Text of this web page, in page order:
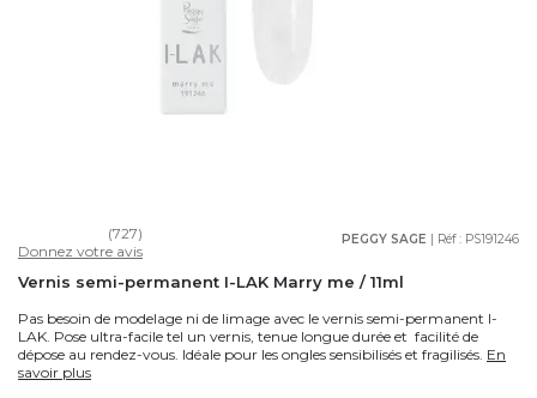
PEGGY SAGE | Réf : PS191246
(727)
Donnez votre avis
Vernis semi-permanent I-LAK Marry me / 11ml
Pas besoin de modelage ni de limage avec le vernis semi-permanent I-
LAK. Pose ultra-facile tel un vernis, tenue longue durée et facilité de
dépose au rendez-vous. Idéale pour les ongles sensibilisés et fragilisés. En
savoir plus